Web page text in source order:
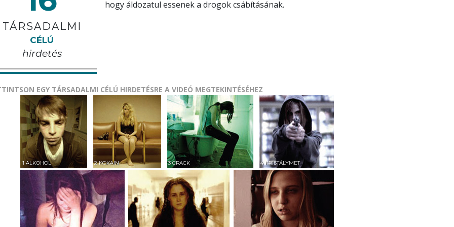
TÁRSADALMI
CÉLÚ
hirdetés
hogy áldozatul essenek a drogok csábításának.
EGY TÁRSADALMI CÉLÚ HIRDETÉSRE A VIDEÓ MEGTEKINTÉSÉHEZ
1 ALKOHOL 2 KOKAIN 3 CRACK 4 KRISTÁLYMET